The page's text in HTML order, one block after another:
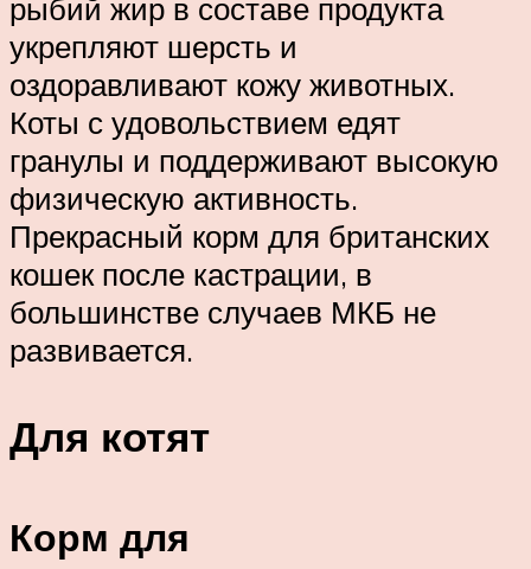
рыбий жир в составе продукта
укрепляют шерсть и
оздоравливают кожу животных.
Коты с удовольствием едят
гранулы и поддерживают высокую
физическую активность.
Прекрасный корм для британских
кошек после кастрации, в
большинстве случаев МКБ не
развивается.
Для котят
Корм для